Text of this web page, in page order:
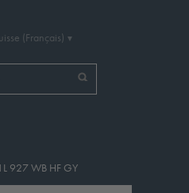
(Français)
927 WB HF GY